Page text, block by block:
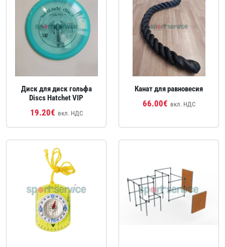
Диск для диск гольфа
Discs Hatchet VIP
19.20€ вкл. НДС
Канат для равновесия
66.00€ вкл. НДС